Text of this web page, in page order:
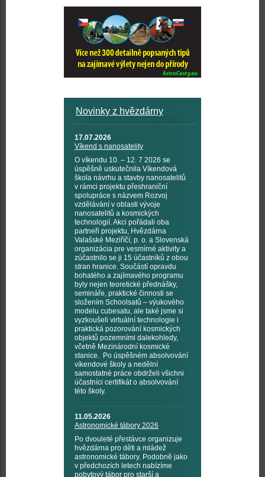
Novinky z hvězdárny
17.07.2026
Víkend s nanosatelity
O víkendu 10. – 12. 7 2026 se
úspěšně uskutečnila Víkendová
škola návrhu a stavby nanosatelitů
v rámci projektu přeshraniční
spolupráce s názvem Rozvoj
vzdělávání v oblasti vývoje
nanosatelitů a kosmických
technologií. Akci pořádali oba
partneři projektu, Hvězdárna
Valašské Meziříčí, p. o. a Slovenská
organizácia pre vesmírné aktivity a
zúčastnilo se ji 15 účastníků z obou
stran hranice. Součástí opravdu
bohatého a zajímavého programu
byly nejen teoretické přednášky,
semináře, praktické činnosti se
složením Schoolsatů – výukového
modelu cubesatu, ale také jsme si
vyzkoušeli virtuální technologie i
praktická pozorování kosmických
objektů pozemními dalekohledy,
včetně Mezinárodní kosmické
stanice. Po úspěšném absolvování
víkendové školy a nedělní
samostatné práce obdrželi všichni
účastníci certifikát o absolvování
této školy.
11.05.2026
Astronomické tábory 2026
Po dvouleté přestávce organizuje
hvězdárna pro děti a mládež
astronomické tábory. Podobně jako
v předchozích letech nabízíme
pobytový tábor pro starší a